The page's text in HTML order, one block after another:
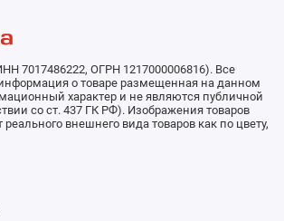
7017486222, ОГРН 1217000006816). Все
о товаре размещенная на данном
характер и не являются публичной
со ст. 437 ГК РФ). Изображения товаров
реального внешнего вида товаров как по цвету,